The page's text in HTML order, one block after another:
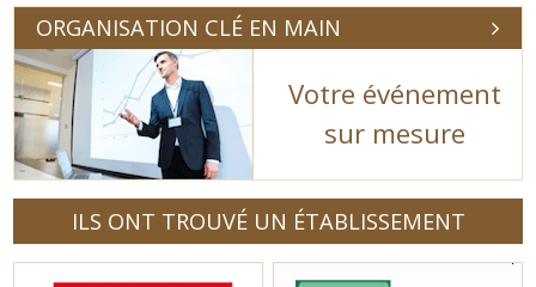
ORGANISATION CLÉ EN MAIN
Votre événement
sur mesure
ILS ONT TROUVÉ UN ÉTABLISSEMENT